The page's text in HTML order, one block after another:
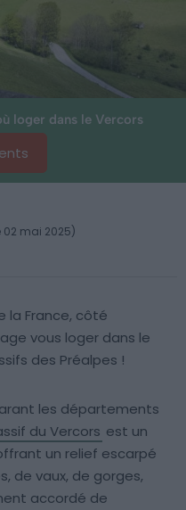
loger dans le Vercors
02 mai 2025)
la France, côté
vous loger dans le
des Préalpes !
les départements
du Vercors est un
un relief escarpé
de vaux, de gorges,
accordé de